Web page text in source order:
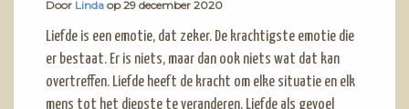
Door Linda op29 december 2020
Liefde is een emotie, dat zeker. De krachtigste emotie die
er bestaat. Er is niets, maar dan ook niets wat dat kan
overtreffen. Liefde heeft de kracht om elke situatie en elk
mens tot het diepste te veranderen. Liefde als gevoel